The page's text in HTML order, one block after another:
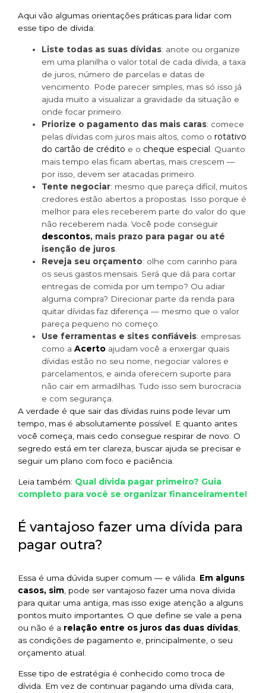
Aqui vão algumas orientações práticas para lidar com
esse tipo de dívida:
Liste todas as suas dívidas: anote ou organize
em uma planilha o valor total de cada dívida, a taxa
de juros, número de parcelas e datas de
vencimento. Pode parecer simples, mas só isso já
ajuda muito a visualizar a gravidade da situação e
onde focar primeiro.
Priorize o pagamento das mais caras: comece
pelas dívidas com juros mais altos, como o rotativo
do cartão de crédito e o cheque especial . Quanto
mais tempo elas ficam abertas, mais crescem —
por isso, devem ser atacadas primeiro.
Tente negociar: mesmo que pareça difícil, muitos
credores estão abertos a propostas. Isso porque é
melhor para eles receberem parte do valor do que
não receberem nada. Você pode conseguir
descontos, mais prazo para pagar ou até
isenção de juros
Reveja seu orçamento: olhe com carinho para
os seus gastos mensais. Será que dá para cortar
entregas de comida por um tempo? Ou adiar
alguma compra? Direcionar parte da renda para
quitar dívidas faz diferença — mesmo que o valor
pareça pequeno no começo.
Use ferramentas e sites confiáveis: empresas
como a Acerto ajudam você a enxergar quais
dívidas estão no seu nome, negociar valores e
parcelamentos, e ainda oferecem suporte para
não cair em armadilhas. Tudo isso sem burocracia
e com segurança.
A verdade é que sair das dívidas ruins pode levar um
tempo, mas é absolutamente possível. E quanto antes
você começa, mais cedo consegue respirar de novo. O
segredo está em ter clareza, buscar ajuda se precisar e
seguir um plano com foco e paciência.
Leia também: Qual dívida pagar primeiro? Guia
completo para você se organizar financeiramente!
É vantajoso fazer uma dívida para
pagar outra?
Essa é uma dúvida super comum — e válida. Em alguns
casos, sim , pode ser vantajoso fazer uma nova dívida
para quitar uma antiga, mas isso exige atenção a alguns
pontos muito importantes. O que define se vale a pena
ou não é a relação entre os juros das duas dívidas
as condições de pagamento e, principalmente, o seu
orçamento atual.
Esse tipo de estratégia é conhecido como troca de
dívida. Em vez de continuar pagando uma dívida cara,